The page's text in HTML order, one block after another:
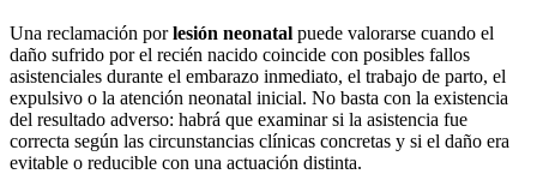
Una reclamación porlesión neonatal puede valorarse cuando el
daño sufrido por el recién nacido coincide con posibles fallos
asistenciales durante el embarazo inmediato, el trabajo de parto, el
expulsivo o la atención neonatal inicial. No basta con la existencia
del resultado adverso: habrá que examinar si la asistencia fue
correcta según las circunstancias clínicas concretas y si el daño era
evitable o reducible con una actuación distinta.